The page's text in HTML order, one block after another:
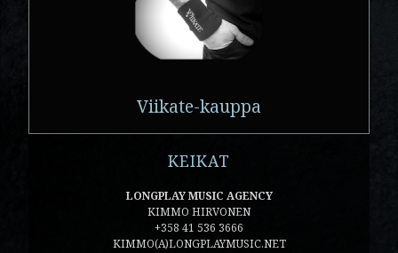
Viikate-kauppa
KEIKAT
LONGPLAY MUSIC AGENCY
KIMMO HIRVONEN
+358 41 536 3666
KIMMO(A)LONGPLAYMUSIC.NET